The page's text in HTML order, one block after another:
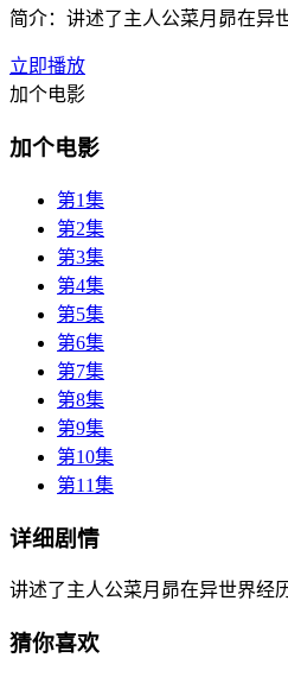
简介： 讲述了主人公菜月昴在异
立即播放
加个电影
加个电影
第1集
第2集
第3集
第4集
第5集
第6集
第7集
第8集
第9集
第10集
第11集
详细剧情
讲述了主人公菜月昴在异世界经
猜你喜欢